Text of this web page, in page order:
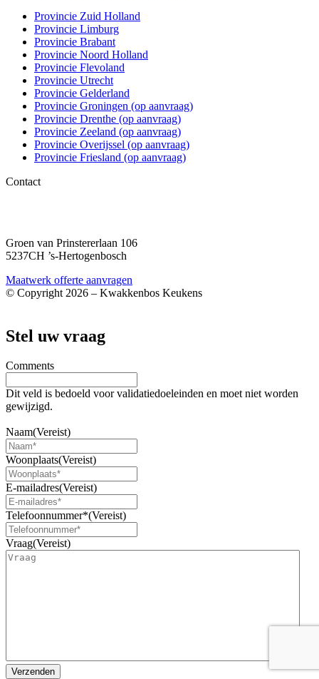
Provincie Zuid Holland
Provincie Limburg
Provincie Brabant
Provincie Noord Holland
Provincie Flevoland
Provincie Utrecht
Provincie Gelderland
Provincie Groningen (op aanvraag)
Provincie Drenthe (op aanvraag)
Provincie Zeeland (op aanvraag)
Provincie Overijssel (op aanvraag)
Provincie Friesland (op aanvraag)
Contact
Groen van Prinstererlaan 106
5237CH ’s-Hertogenbosch
Maatwerk offerte aanvragen
© Copyright 2026 – Kwakkenbos Keukens
Stel uw vraag
Comments
Dit veld is bedoeld voor validatiedoeleinden en moet niet worden
gewijzigd.
Naam(Vereist)
Woonplaats(Vereist)
E-mailadres(Vereist)
Telefoonnummer*(Vereist)
Vraag(Vereist)